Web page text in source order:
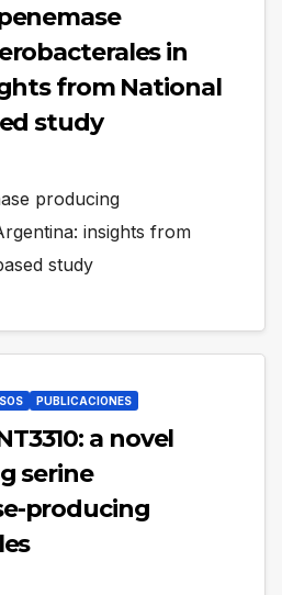
in
from National
study
producing
insights from
study
PUBLICACIONES
a novel
serine
producing